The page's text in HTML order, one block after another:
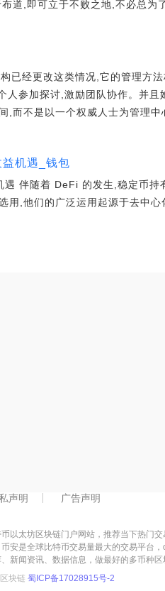
道,即可立于不败之地,不必总为
已经更改这类情况,它的管理方
人参加探讨,激励团队协作。并
,而不是以一个权威人士为管理中
机遇_钱包
伴随着 DeFi 的发生,稳定币
用,他们的广泛运用起源于去中
声明 广告声明
以太坊区块链门户网站，推荐当下热门
安是全球比特币交易量最大的交易平台
新闻资讯、数据信息，做最好的多币种区
块链 蜀ICP备17028915号-2